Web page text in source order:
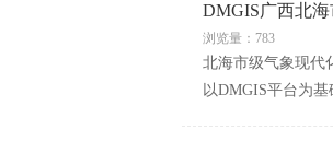
DMGIS广西北
浏览量：783
北海市级气象现代
以DMGIS平台为